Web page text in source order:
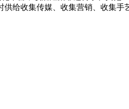
给收集传媒、收集营销、收集